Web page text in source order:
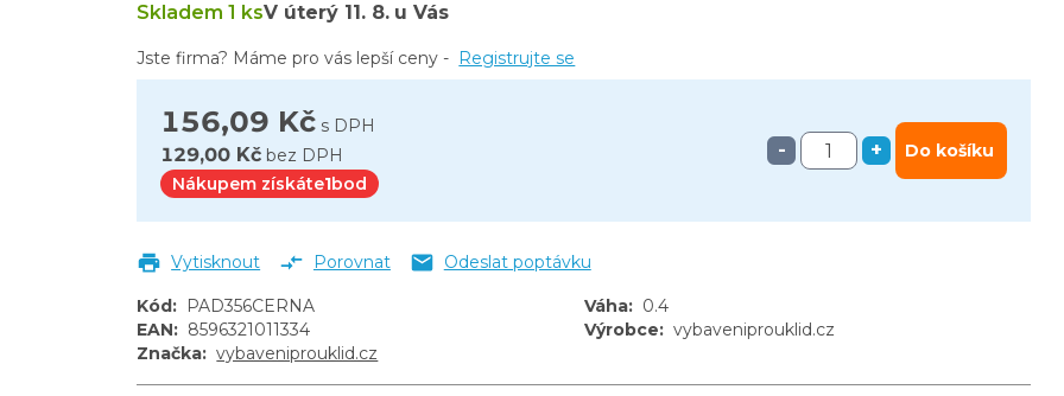
156,09 Kč s DPH
129,00 Kč bez DPH
Nákupem získáte1bod
- + Do košíku
Skladem 1 ksV úterý 11. 8. u Vás
Jste firma? Máme pro vás lepší ceny - Registrujte se
Vytisknout Porovnat Odeslat poptávku
Kód: PAD356CERNA Váha: 0.4
EAN: 8596321011334 Výrobce: vybaveniprouklid.cz
Značka: vybaveniprouklid.cz